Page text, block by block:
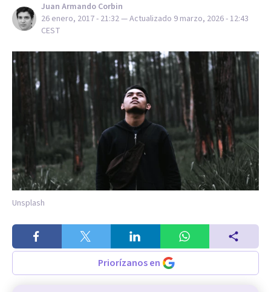
Juan Armando Corbin
26 enero, 2017 - 21:32— Actualizado 9 marzo, 2026 - 12:43
CEST
Unsplash
Priorízanos en